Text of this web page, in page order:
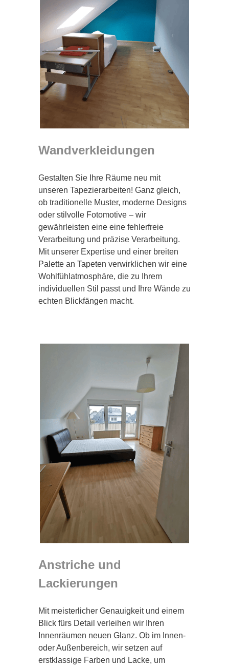
Wandverkleidungen
Gestalten Sie Ihre Räume neu mit
unseren Tapezierarbeiten! Ganz gleich,
ob traditionelle Muster, moderne Designs
oder stilvolle Fotomotive – wir
gewährleisten eine eine fehlerfreie
Verarbeitung und präzise Verarbeitung.
Mit unserer Expertise und einer breiten
Palette an Tapeten verwirklichen wir eine
Wohlfühlatmosphäre, die zu Ihrem
individuellen Stil passt und Ihre Wände zu
echten Blickfängen macht.
Anstriche und
Lackierungen
Mit meisterlicher Genauigkeit und einem
Blick fürs Detail verleihen wir Ihren
Innenräumen neuen Glanz. Ob im Innen-
oder Außenbereich, wir setzen auf
erstklassige Farben und Lacke, um